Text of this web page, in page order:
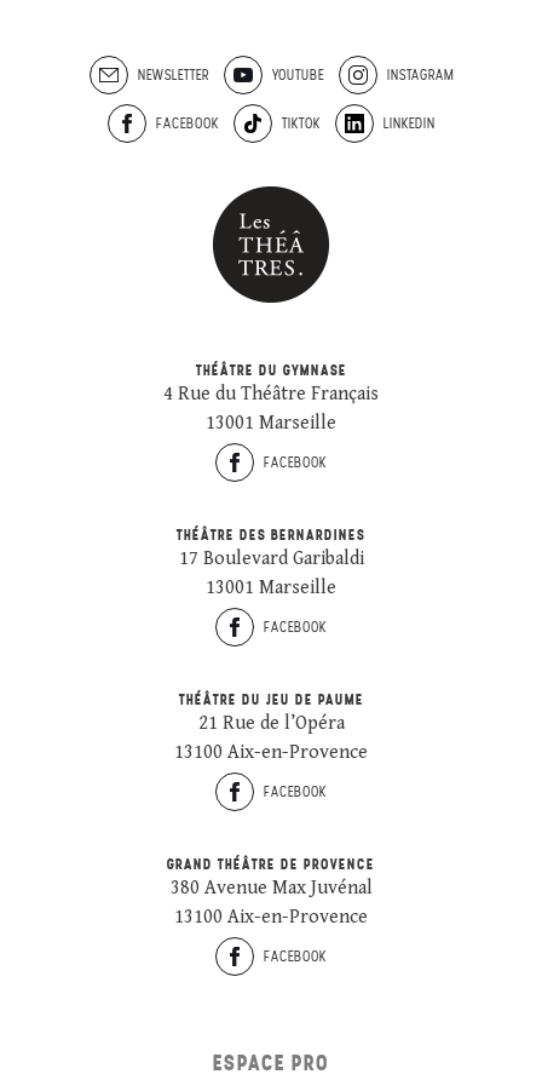
NEWSLETTER YOUTUBE INSTAGRAM
FACEBOOK TIKTOK LINKEDIN
THÉÂTRE DU GYMNASE
4 Rue du Théâtre Français
13001 Marseille
FACEBOOK
THÉÂTRE DES BERNARDINES
17 Boulevard Garibaldi
13001 Marseille
FACEBOOK
THÉÂTRE DU JEU DE PAUME
21 Rue de l’Opéra
13100 Aix-en-Provence
FACEBOOK
GRAND THÉÂTRE DE PROVENCE
380 Avenue Max Juvénal
13100 Aix-en-Provence
FACEBOOK
ESPACE PRO